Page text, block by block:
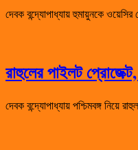
দেবক বন্দ্যোপাধ্যায় হুমায়ুনকে
রাহুলের পাইলট
দেবক বন্দ্যোপাধ্যায় পশ্চিমবঙ্গ নিয়ে